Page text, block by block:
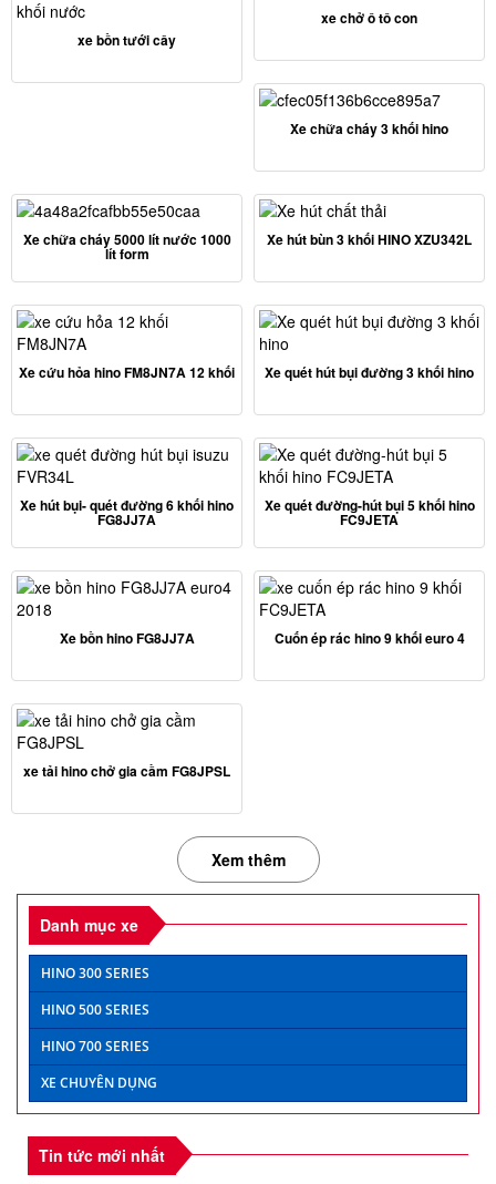
Danh mục xe
HINO 300 SERIES
HINO 500 SERIES
HINO 700 SERIES
XE CHUYÊN DỤNG
Tin tức mới nhất
xe bồn tưới cây
xe chở ô tô con
Xe chữa cháy 3 khối hino
Xe chữa cháy 5000 lít nước 1000
lít form
Xe hút bùn 3 khối HINO XZU342L
Xe cứu hỏa hino FM8JN7A 12 khối Xe quét hút bụi đường 3 khối hino
Xe hút bụi- quét đường 6 khối hino
FG8JJ7A
Xe quét đường-hút bụi 5 khối hino
FC9JETA
Xe bồn hino FG8JJ7A Cuốn ép rác hino 9 khối euro 4
xe tải hino chở gia cầm FG8JPSL
Xem thêm